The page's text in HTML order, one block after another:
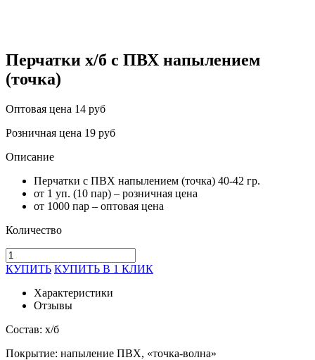
Перчатки х/б с ПВХ напылением
(точка)
Оптовая цена 14 руб
Розничная цена 19 руб
Описание
Перчатки с ПВХ напылением (точка) 40-42 гр.
от 1 уп. (10 пар) – розничная цена
от 1000 пар – оптовая цена
Количество
КУПИТЬ КУПИТЬ В 1 КЛИК
Характеристики
Отзывы
Состав: х/б
Покрытие: напыление ПВХ, «точка-волна»